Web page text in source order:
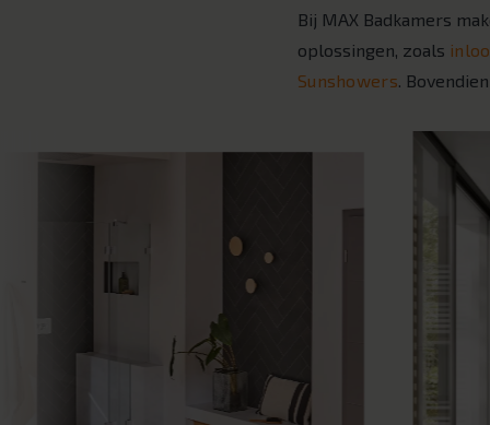
Bij MAX Badkamers
oplossingen, zoals
Sunshowers.